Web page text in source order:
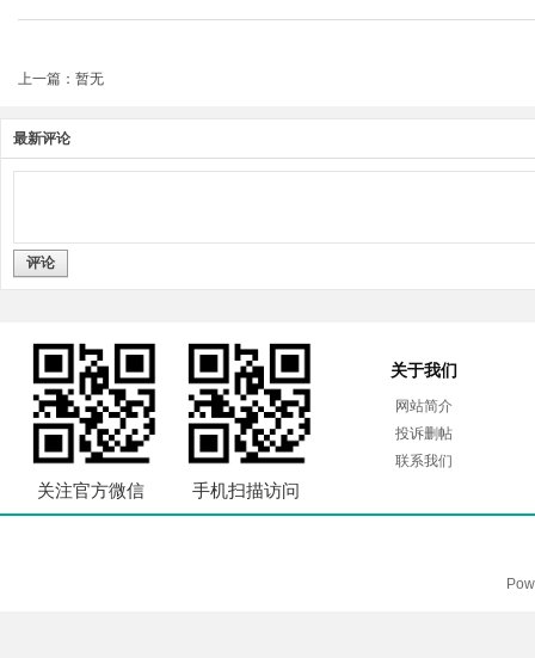
上一篇：暂无
最新评论
评论
关注官方微信 手机扫描访问
关于我们
网站简介
投诉删帖
联系我们